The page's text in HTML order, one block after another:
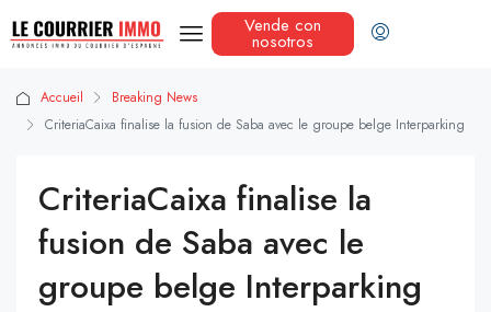
Vende con
nosotros
Accueil
Breaking News
CriteriaCaixa finalise la fusion de Saba avec le groupe belge Interparking
CriteriaCaixa finalise la
fusion de Saba avec le
groupe belge Interparking